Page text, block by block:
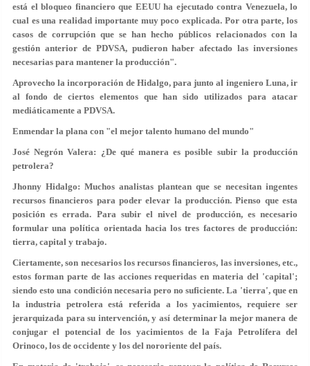
está el bloqueo financiero que EEUU ha ejecutado contra Venezuela, lo
cual es una realidad importante muy poco explicada. Por otra parte, los
casos de corrupción que se han hecho públicos relacionados con la
gestión anterior de PDVSA, pudieron haber afectado las inversiones
necesarias para mantener la producción".
Aprovecho la incorporación de Hidalgo, para junto al ingeniero Luna, ir
al fondo de ciertos elementos que han sido utilizados para atacar
mediáticamente a PDVSA.
Enmendar la plana con "el mejor talento humano del mundo"
José Negrón Valera: ¿De qué manera es posible subir la producción
petrolera?
Jhonny Hidalgo: Muchos analistas plantean que se necesitan ingentes
recursos financieros para poder elevar la producción. Pienso que esta
posición es errada. Para subir el nivel de producción, es necesario
formular una política orientada hacia los tres factores de producción:
tierra, capital y trabajo.
Ciertamente, son necesarios los recursos financieros, las inversiones, etc.,
estos forman parte de las acciones requeridas en materia del 'capital';
siendo esto una condición necesaria pero no suficiente. La 'tierra', que en
la industria petrolera está referida a los yacimientos, requiere ser
jerarquizada para su intervención, y así determinar la mejor manera de
conjugar el potencial de los yacimientos de la Faja Petrolífera del
Orinoco, los de occidente y los del nororiente del país.